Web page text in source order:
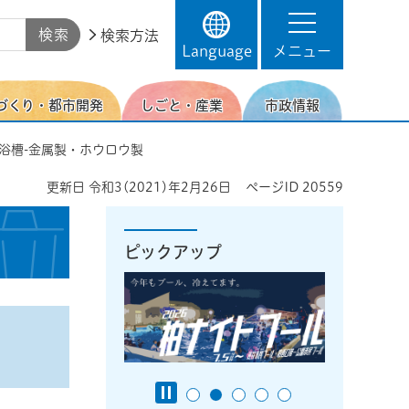
検索方法
Language
メニュー
くり・都市開発 しごと・産業 市政情報
槽-金属製・ホウロウ製
更新日 令和3(2021)年2月26日 ページID 20559
ピックアップ